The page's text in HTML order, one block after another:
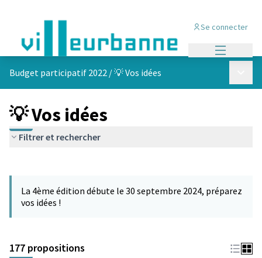
Se connecter
Budget participatif 2022 /💡 Vos idées
💡 Vos idées
Filtrer et rechercher
−
La 4ème édition débute le 30 septembre 2024, préparez
vos idées !
177 propositions